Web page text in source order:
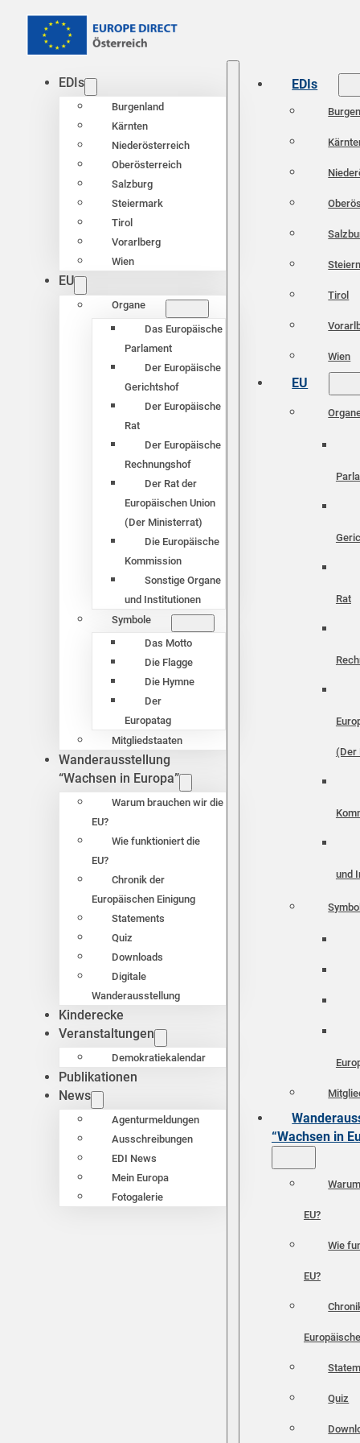
EDIs
Burgenland
Kärnten
Niederösterreich
Oberösterreich
Salzburg
Steiermark
Tirol
Vorarlberg
Wien
EU
Organe
Das Europäische
Parlament
Der Europäische
Gerichtshof
Der Europäische
Rat
Der Europäische
Rechnungshof
Der Rat der
Europäischen Union
(Der Ministerrat)
Die Europäische
Kommission
Sonstige Organe
und Institutionen
Symbole
Das Motto
Die Flagge
Die Hymne
Der
Europatag
Mitgliedstaaten
Wanderausstellung
“Wachsen in Europa”
Warum brauchen wir die
EU?
Wie funktioniert die
EU?
Chronik der
Europäischen Einigung
Statements
Quiz
Downloads
Digitale
Wanderausstellung
Kinderecke
Veranstaltungen
Demokratiekalendar
Publikationen
News
Agenturmeldungen
Ausschreibungen
EDI News
Mein Europa
Fotogalerie
EDIs
Tirol
Wien
EU
Rat
(Der
und
“Wachsen in
EU?
Wie
EU?
Quiz